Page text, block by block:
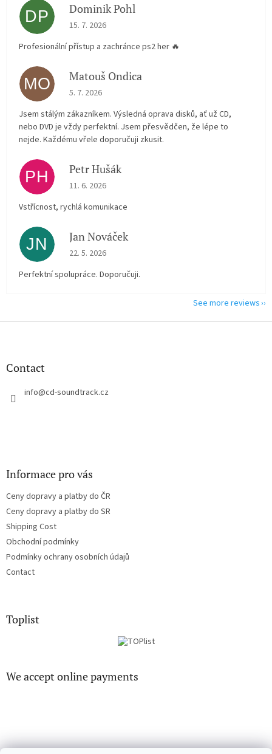
DP Dominik Pohl
The store rating is 5 out of 5 stars.
15. 7. 2026
Profesionální přístup a zachránce ps2 her 🔥
MO Matouš Ondica
The store rating is 5 out of 5 stars.
5. 7. 2026
Jsem stálým zákazníkem. Výsledná oprava disků, ať už CD,
nebo DVD je vždy perfektní. Jsem přesvědčen, že lépe to
nejde. Každému vřele doporučuji zkusit.
PH Petr Hušák
The store rating is 5 out of 5 stars.
11. 6. 2026
Vstřícnost, rychlá komunikace
JN Jan Nováček
The store rating is 5 out of 5 stars.
22. 5. 2026
Perfektní spolupráce. Doporučuji.
See more reviews
F
Contact
info@cd-soundtrack.cz
Informace pro vás
Ceny dopravy a platby do ČR
Ceny dopravy a platby do SR
Shipping Cost
Obchodní podmínky
Podmínky ochrany osobních údajů
Contact
Toplist
We accept online payments